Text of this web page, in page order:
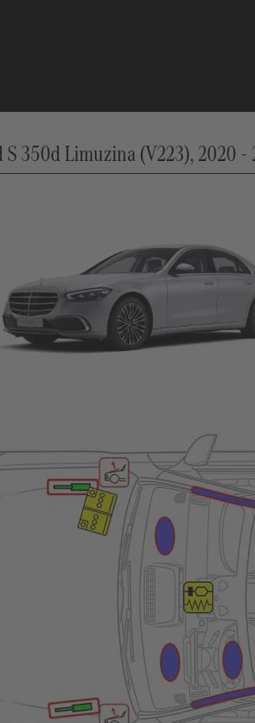
350d Limuzina (V223), 2020 -